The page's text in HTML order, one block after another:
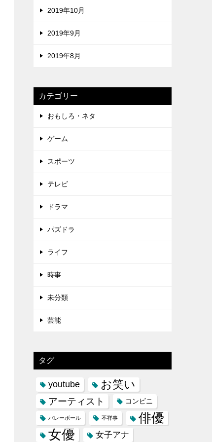
2019年10月
2019年9月
2019年8月
カテゴリー
おもしろ・ネタ
ゲーム
スポーツ
テレビ
ドラマ
パズドラ
ライフ
時事
未分類
芸能
タグ
youtube お笑い
アーティスト コンビニ
バレーボール 不祥事 俳優
女優 女子アナ